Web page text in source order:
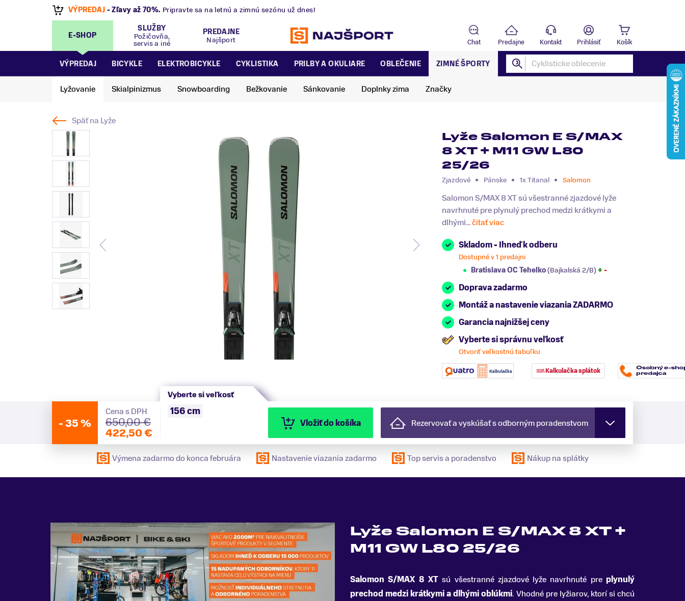
VÝPREDAJ - Zľavy až 70%. Pripravte sa na letnú a zimnú sezónu už dnes!
E-SHOP
SLUŽBY
Požičovňa,
servis a iné
PREDAJNE
Najšport
Chat Predajne Kontakt Prihlásiť Košík
VÝPREDAJ BICYKLE ELEKTROBICYKLE CYKLISTIKA PRILBY A OKULIARE OBLEČENIE ZIMNÉ ŠPORTY
Lyžovanie Skialpinizmus Snowboarding Bežkovanie Sánkovanie Doplnky zima Značky
Späť na Lyže
Lyže Salomon E S/MAX
8 XT + M11 GW L80
25/26
Zjazdové Pánske 1x Titanal Salomon
Salomon S/MAX 8 XT sú všestranné zjazdové lyže
navrhnuté pre plynulý prechod medzi krátkymi a
dlhými...čitať viac
Skladom - Ihneď k odberu
Dostupné v 1 predajni
Bratislava OC Tehelko(Bajkalská 2/B) + -
Doprava zadarmo
Montáž a nastavenie viazania ZADARMO
Garancia najnižšej ceny
Vyberte si správnu veľkosť
Otvoriť veľkostnú tabuľku
Kalkulačka splátok
-35 %
Cena s DPH
650,00 €
422,50 €
Vyberte si veľkosť
156 cm
Vložiť do košíka Rezervovať a vyskúšať s odborným poradenstvom
Výmena zadarmo do konca februára Nastavenie viazania zadarmo Top servis a poradenstvo Nákup na splátky
Lyže Salomon E S/MAX 8 XT +
M11 GW L80 25/26
Salomon S/MAX 8 XTsú všestranné zjazdové lyže navrhnuté pre plynulý
prechod medzi krátkymi a dlhými oblúkmi. Vhodné pre lyžiarov, ktorí si chcú